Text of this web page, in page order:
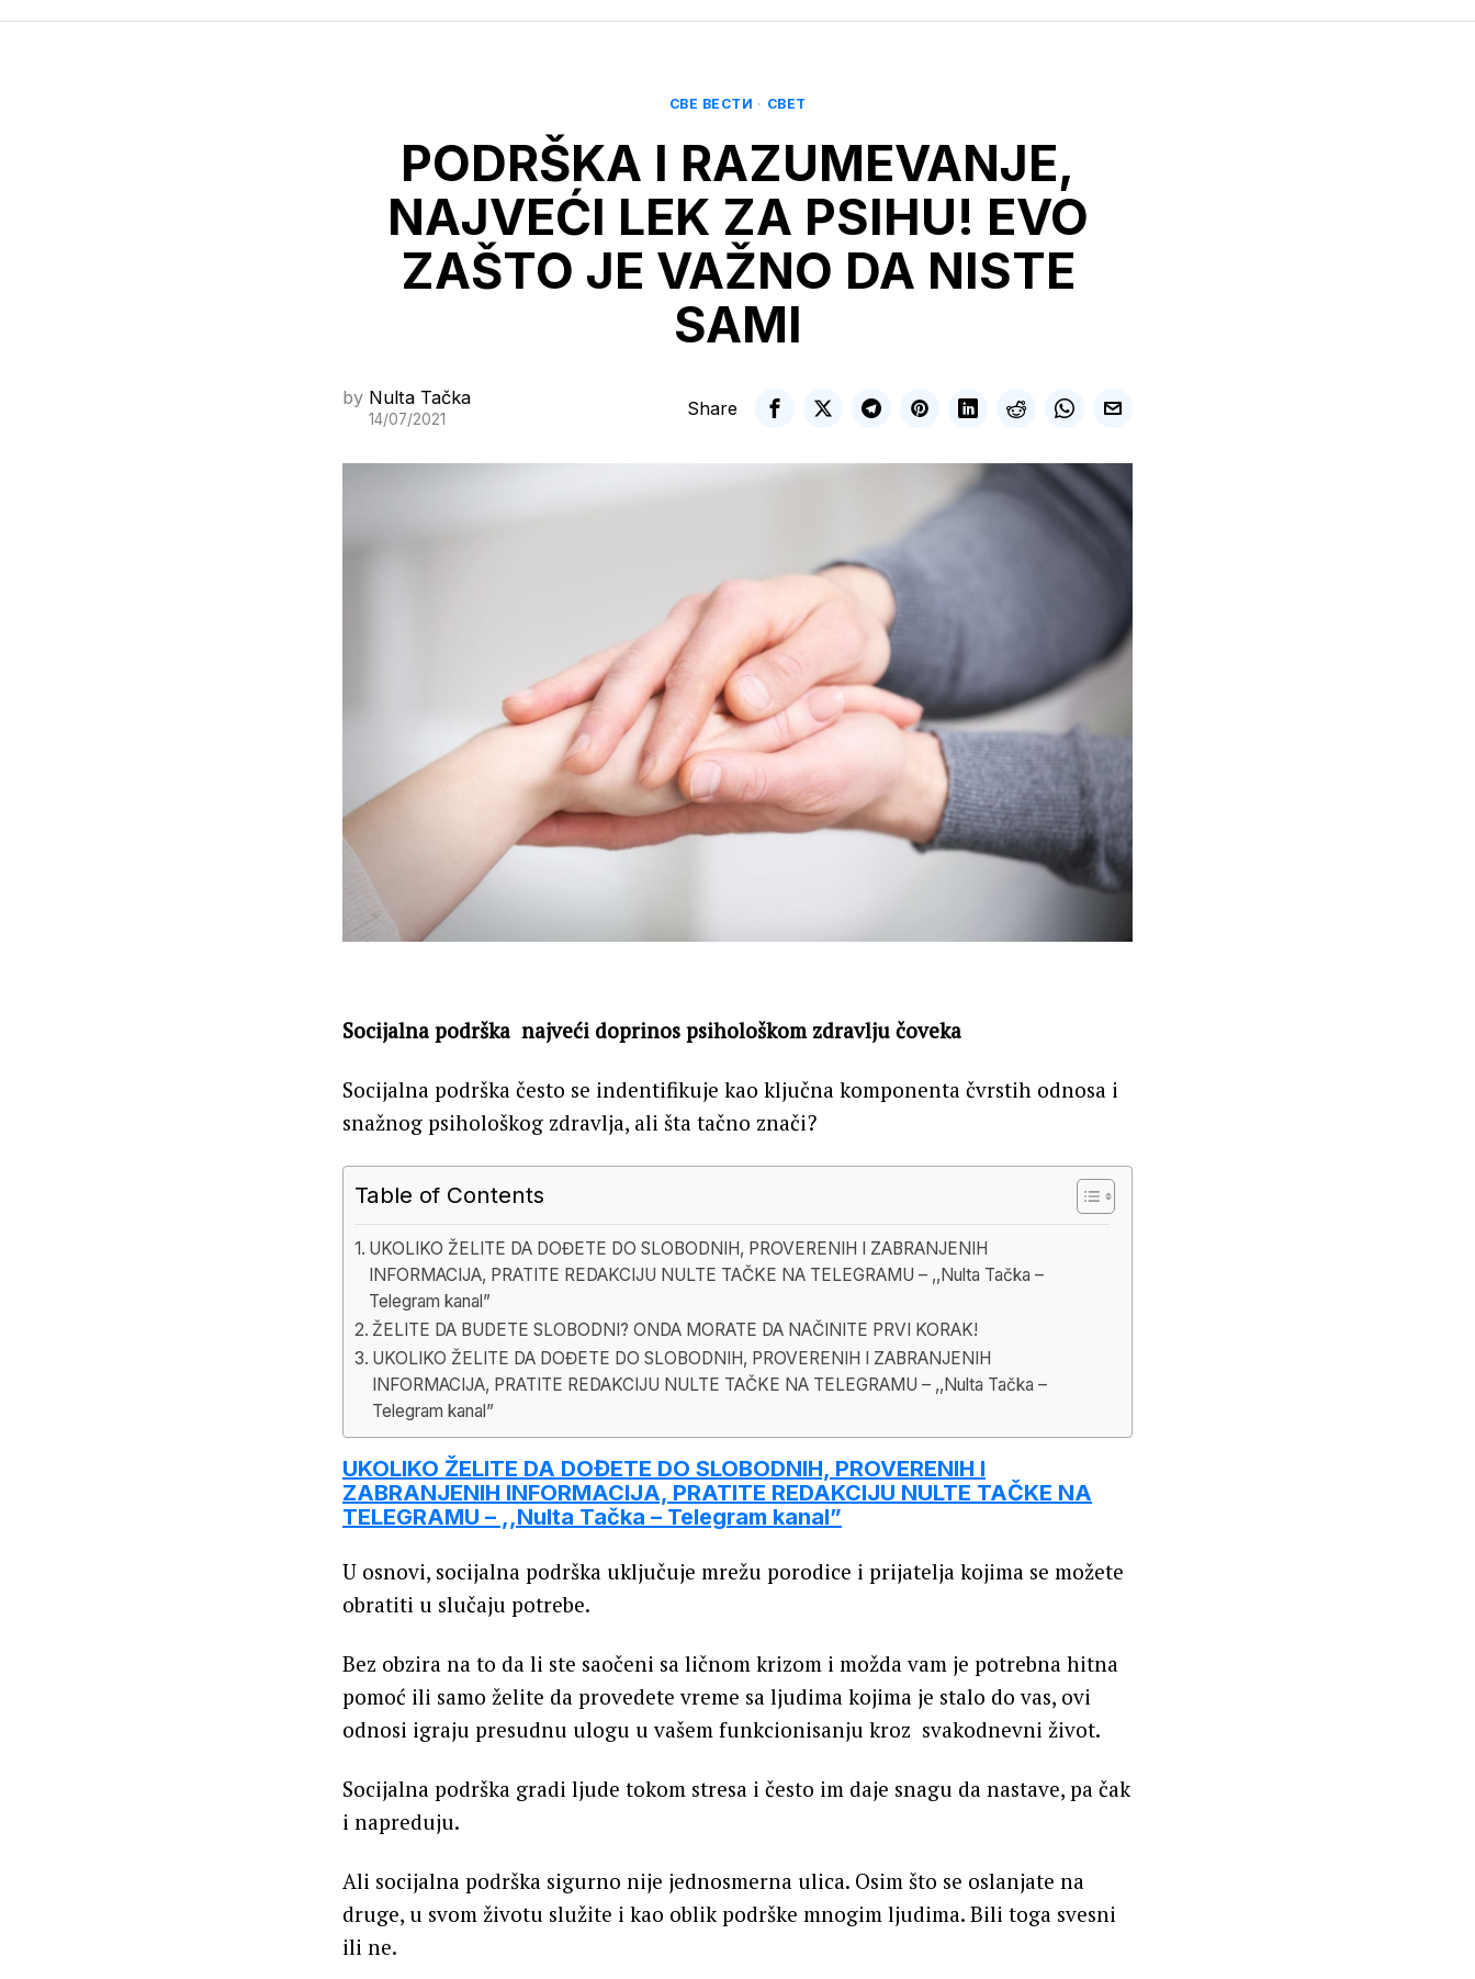
СВЕ ВЕСТИ · СВЕТ
PODRŠKA I RAZUMEVANJE,
NAJVEĆI LEK ZA PSIHU! EVO
ZAŠTO JE VAŽNO DA NISTE
SAMI
by Nulta Tačka
14/07/2021
Share
Socijalna podrška najveći doprinos psihološkom zdravlju čoveka
Socijalna podrška često se indentifikuje kao ključna komponenta čvrstih odnosa i
snažnog psihološkog zdravlja, ali šta tačno znači?
Table of Contents
UKOLIKO ŽELITE DA DOĐETE DO SLOBODNIH, PROVERENIH I ZABRANJENIH
INFORMACIJA, PRATITE REDAKCIJU NULTE TAČKE NA TELEGRAMU – ,,Nulta Tačka –
Telegram kanal”
ŽELITE DA BUDETE SLOBODNI? ONDA MORATE DA NAČINITE PRVI KORAK!
UKOLIKO ŽELITE DA DOĐETE DO SLOBODNIH, PROVERENIH I ZABRANJENIH
INFORMACIJA, PRATITE REDAKCIJU NULTE TAČKE NA TELEGRAMU – ,,Nulta Tačka –
Telegram kanal”
UKOLIKO ŽELITE DA DOĐETE DO SLOBODNIH, PROVERENIH I
ZABRANJENIH INFORMACIJA, PRATITE REDAKCIJU NULTE TAČKE NA
TELEGRAMU – ,,Nulta Tačka – Telegram kanal”
U osnovi, socijalna podrška uključuje mrežu porodice i prijatelja kojima se možete
obratiti u slučaju potrebe.
Bez obzira na to da li ste saočeni sa ličnom krizom i možda vam je potrebna hitna
pomoć ili samo želite da provedete vreme sa ljudima kojima je stalo do vas, ovi
odnosi igraju presudnu ulogu u vašem funkcionisanju kroz svakodnevni život.
Socijalna podrška gradi ljude tokom stresa i često im daje snagu da nastave, pa čak
i napreduju.
Ali socijalna podrška sigurno nije jednosmerna ulica. Osim što se oslanjate na
druge, u svom životu služite i kao oblik podrške mnogim ljudima. Bili toga svesni
ili ne.